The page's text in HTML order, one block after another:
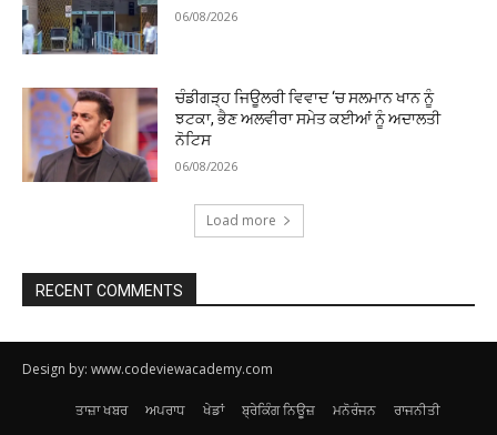
06/08/2026
ਚੰਡੀਗੜ੍ਹ ਜਿਊਲਰੀ ਵਿਵਾਦ ‘ਚ ਸਲਮਾਨ ਖਾਨ ਨੂੰ
ਝਟਕਾ, ਭੈਣ ਅਲਵੀਰਾ ਸਮੇਤ ਕਈਆਂ ਨੂੰ ਅਦਾਲਤੀ
ਨੋਟਿਸ
06/08/2026
Load more
RECENT COMMENTS
Design by: www.codeviewacademy.com
ਤਾਜ਼ਾ ਖਬਰ ਅਪਰਾਧ ਖੇਡਾਂ ਬ੍ਰੇਕਿੰਗ ਨਿਊਜ਼ ਮਨੋਰੰਜਨ ਰਾਜਨੀਤੀ